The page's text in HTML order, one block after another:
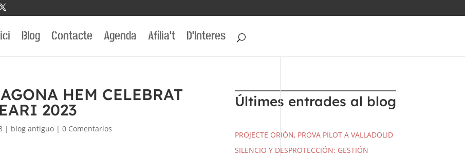
Blog Contacte Agenda Afília’t D’Interes
HEM CELEBRAT
2023
| blog antiguo |0 Comentarios
Últimes entrades al blog
PROJECTE ORIÓN, PROVA PILOT A VALLADOLID
SILENCIO Y DESPROTECCIÓN: GESTIÓN